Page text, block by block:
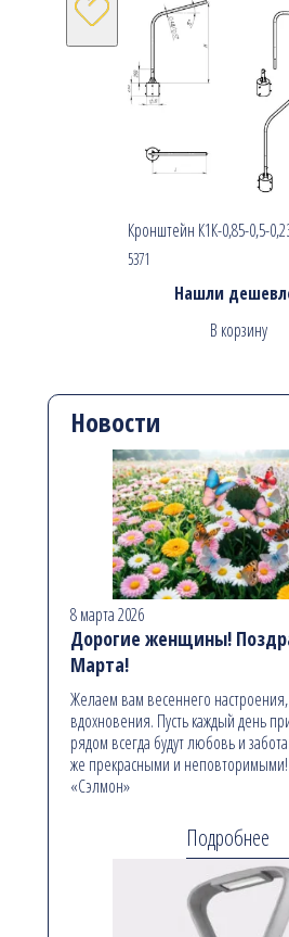
Кронштейн К1К-0,85-0,5-
5371
Нашли
В корзину
Новости
8 марта 2026
Дорогие женщины!
Марта!
Желаем вам весеннего
вдохновения. Пусть каждый день
рядом всегда будут любовь и
же прекрасными и
«Сэлмон»
Подробнее